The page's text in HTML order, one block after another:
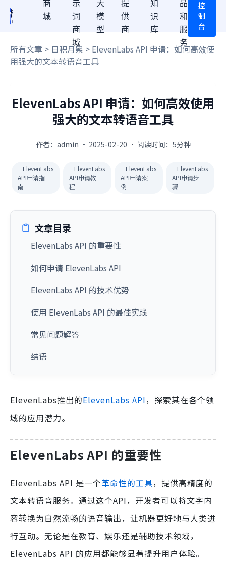
商
城
示
词
商
城
大
模
型
提
供
商
知
识
库
品
和
服
务
控
制
台
所有文章 > 日积月累 > ElevenLabs API 申请：如何高效使
用强大的文本转语音工具
ElevenLabs API 申请：如何高效使用
强大的文本转语音工具
作者：admin · 2025-02-20 · 阅读时间：5分钟
ElevenLabs
API申请指
南
ElevenLabs
API申请教
程
ElevenLabs
API申请案
例
ElevenLabs
API申请步
骤
文章目录
ElevenLabs API 的重要性
如何申请 ElevenLabs API
ElevenLabs API 的技术优势
使用 ElevenLabs API 的最佳实践
常见问题解答
结语
ElevenLabs推出的ElevenLabs API，探索其在各个领
域的应用潜力。
ElevenLabs API 的重要性
ElevenLabs API 是一个革命性的工具，提供高精度的
文本转语音服务。通过这个API，开发者可以将文字内
容转换为自然流畅的语音输出，让机器更好地与人类进
行互动。无论是在教育、娱乐还是辅助技术领域，
ElevenLabs API 的应用都能够显著提升用户体验。